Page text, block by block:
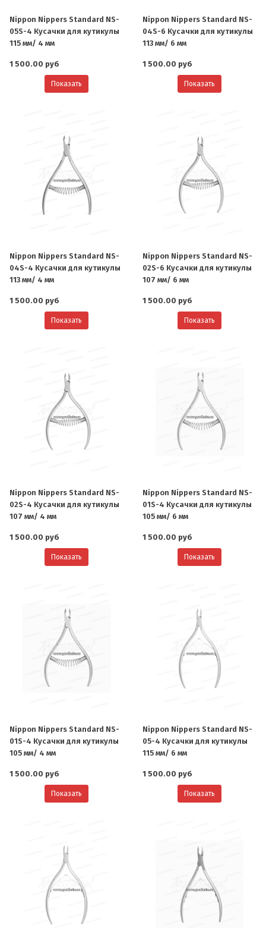
Nippon Nippers Standard NS-
05S-4 Кусачки для кутикулы
115 мм/ 4 мм
1 500.00 руб
Показать
Nippon Nippers Standard NS-
04S-6 Кусачки для кутикулы
113 мм/ 6 мм
1 500.00 руб
Показать
Nippon Nippers Standard NS-
04S-4 Кусачки для кутикулы
113 мм/ 4 мм
1 500.00 руб
Показать
Nippon Nippers Standard NS-
02S-6 Кусачки для кутикулы
107 мм/ 6 мм
1 500.00 руб
Показать
Nippon Nippers Standard NS-
02S-4 Кусачки для кутикулы
107 мм/ 4 мм
1 500.00 руб
Показать
Nippon Nippers Standard NS-
01S-4 Кусачки для кутикулы
105 мм/ 6 мм
1 500.00 руб
Показать
Nippon Nippers Standard NS-
01S-4 Кусачки для кутикулы
105 мм/ 4 мм
1 500.00 руб
Показать
Nippon Nippers Standard NS-
05-4 Кусачки для кутикулы
115 мм/ 6 мм
1 500.00 руб
Показать